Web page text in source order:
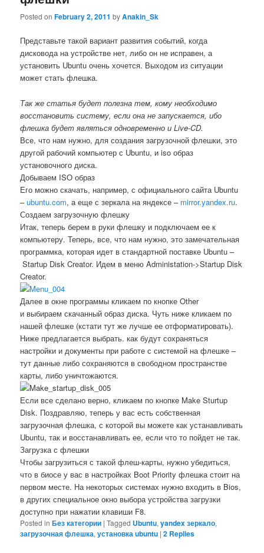
Posted onFebruary 2, 2011 byAnakin_Sk
Представьте такой вариант развития событий, когда
дисковода на устройстве нет, либо он не исправен, а
установить Ubuntu очень хочется. Выходом из ситуации
может стать флешка.
Так же статья будет полезна тем, кому необходимо
восстановить систему, если она не запускается, ибо
флешка будет являться одновременно и Live-CD.
Все, что нам нужно, для создания загрузочной флешки, это
другой рабочий компьютер с Ubuntu, и iso образ
установочного диска.
Добываем ISO образ
Его можно скачать, например, с официального сайта Ubuntu
–ubuntu.com, а еще с зеркала на яндексе – mirror.yandex.ru.
Создаем загрузочную флешку
Итак, теперь берем в руки флешку и подключаем ее к
компьютеру. Теперь, все, что нам нужно, это замечательная
программка, которая идет в стандартной поставке Ubuntu –
Startup Disk Creator. Идем в меню Administation->Startup Disk
Creator.
Далее в окне программы кликаем по кнопке Other
и выбираем скачанный образ диска. Чуть ниже кликаем по
нашей флешке (кстати тут же лучше ее отформатировать).
Ниже предлагается выбрать. как будут сохраняться
настройки и документы при работе с системой на флешке –
тут данные либо сохраняются в свободном пространстве
карты, либо уничтожаются.
Если все сделано верно, кликаем по кнопке Make Sturtup
Disk. Поздравляю, теперь у вас есть собственная
загрузочная флешка, с которой вы можете как устанавливать
Ubuntu, так и восстанавливать ее, если что то пойдет не так.
Загрузка с флешки
Чтобы загрузиться с такой флеш-карты, нужно убедиться,
что в биосе у вас в настройках Boot Priority флешка стоит на
первом месте. На некоторых системах нужно входить в Bios,
в других специальное окно выбора устройства загрузки
доступно при нажатии клавиши F8.
Posted in Без категории |Tagged Ubuntu,yandex зеркало,
загрузочная флешка,установка ubuntu |2 Replies